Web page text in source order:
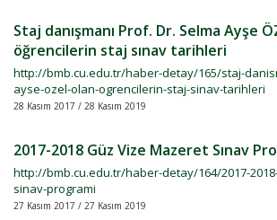
Staj danışmanı Prof. Dr. Selma Ayşe
öğrencilerin staj sınav tarihleri
http://bmb.cu.edu.tr/haber-detay/165/staj-
ayse-ozel-olan-ogrencilerin-staj-sinav-tarihleri
28 Kasım 2017 / 28 Kasım 2019
2017-2018 Güz Vize Mazeret Sınav
http://bmb.cu.edu.tr/haber-detay/164/2017-
sinav-programi
27 Kasım 2017 / 27 Kasım 2019